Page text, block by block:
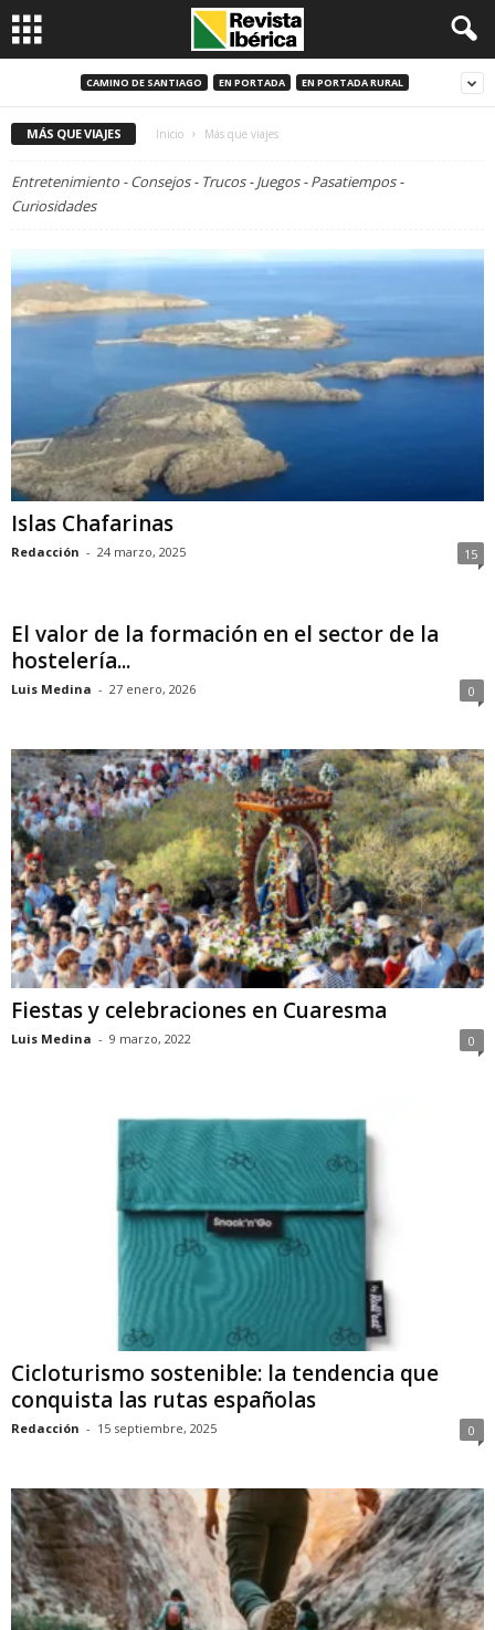
CAMINO DE SANTIAGO EN PORTADA EN PORTADA RURAL
MÁS QUE VIAJES Inicio Más que viajes
Entretenimiento - Consejos - Trucos - Juegos - Pasatiempos -
Curiosidades
Islas Chafarinas
Redacción - 24 marzo, 2025 15
El valor de la formación en el sector de la
hostelería...
Luis Medina - 27 enero, 2026 0
Fiestas y celebraciones en Cuaresma
Luis Medina - 9 marzo, 2022 0
Cicloturismo sostenible: la tendencia que
conquista las rutas españolas
Redacción - 15 septiembre, 2025 0